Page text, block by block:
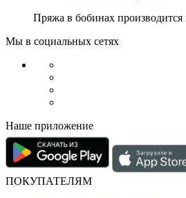
Пряжа в бобинах
Мы в социальных сетях
Наше приложение
ПОКУПАТЕЛЯМ